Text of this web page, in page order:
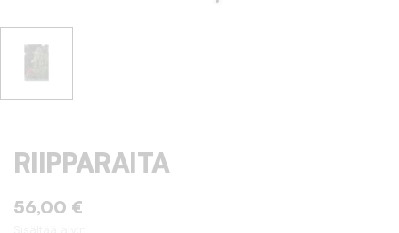
RIIPPARAITA
56,00 €